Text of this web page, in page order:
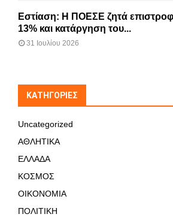
Εστίαση: Η ΠΟΕΣΕ ζητά
13% και κατάργηση του...
31 Ιουλίου 2026
KΑΤΗΓΟΡΊΕΣ
Uncategorized
ΑΘΛΗΤΙΚΑ
ΕΛΛΑΔΑ
ΚΟΣΜΟΣ
ΟΙΚΟΝΟΜΙΑ
ΠΟΛΙΤΙΚΗ